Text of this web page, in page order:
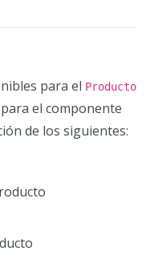
para el Producto
el componente
de los siguientes: